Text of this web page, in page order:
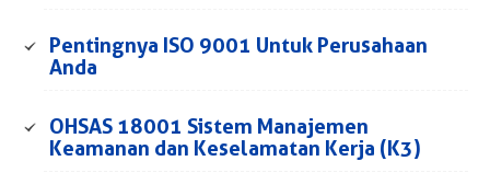
Pentingnya ISO 9001 Untuk Perusahaan
Anda
OHSAS 18001 Sistem Manajemen
Keamanan dan Keselamatan Kerja (K3)